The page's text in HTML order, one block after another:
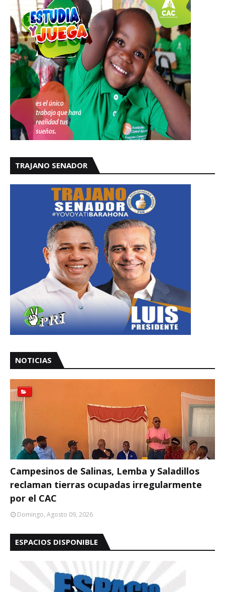
TRAJANO SENADOR
NOTICIAS
Campesinos de Salinas, Lemba y Saladillos
reclaman tierras ocupadas irregularmente
por el CAC
Domingo, Agosto 09, 2026
ESPACIOS DISPONIBLE